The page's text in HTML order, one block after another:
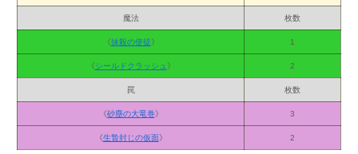
魔法 枚数
《抹殺の使徒》 1
《シールドクラッシュ》 2
罠 枚数
《砂塵の大竜巻》 3
《生贄封じの仮面》 2